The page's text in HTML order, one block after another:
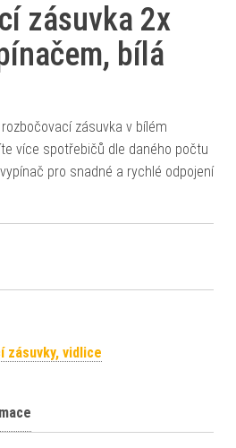
zásuvka 2x
bílá
zásuvka v bílém
více spotřebičů dle daného počtu
pro snadné a rychlé odpojení
zásuvky, vidlice